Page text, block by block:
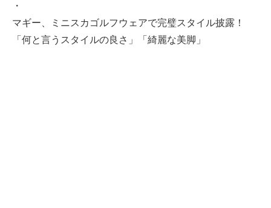
・
マギー、ミニスカゴルフウェアで完璧スタイル披露！
「何と言うスタイルの良さ」「綺麗な美脚」